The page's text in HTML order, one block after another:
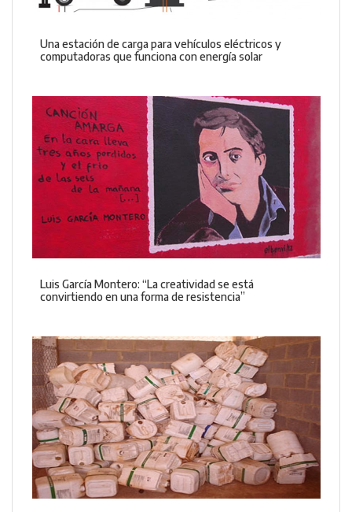
Una estación de carga para vehículos eléctricos y
computadoras que funciona con energía solar
Luis García Montero: “La creatividad se está
convirtiendo en una forma de resistencia”